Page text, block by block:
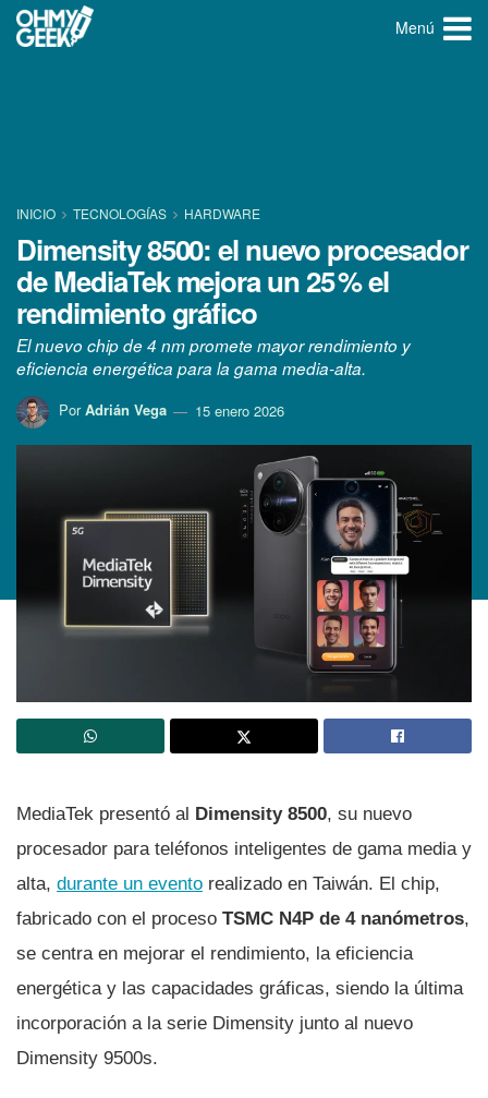
Menú
INICIO TECNOLOGÍ­AS HARDWARE
Dimensity 8500: el nuevo procesador
de MediaTek mejora un 25 % el
rendimiento gráfico
El nuevo chip de 4 nm promete mayor rendimiento y
eficiencia energética para la gama media-alta.
Por Adrián Vega 15 enero 2026
MediaTek presentó al Dimensity 8500, su nuevo
procesador para teléfonos inteligentes de gama media y
alta, durante un evento realizado en Taiwán. El chip,
fabricado con el proceso TSMC N4P de 4 nanómetros,
se centra en mejorar el rendimiento, la eficiencia
energética y las capacidades gráficas, siendo la última
incorporación a la serie Dimensity junto al nuevo
Dimensity 9500s.